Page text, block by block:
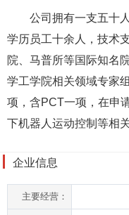
公司拥有一支五十人
学历员工十余人，技术
院、马普所等国际知名
学工学院相关领域专家
项，含PCT一项，在申
下机器人运动控制等相
企业信息
主要经营：